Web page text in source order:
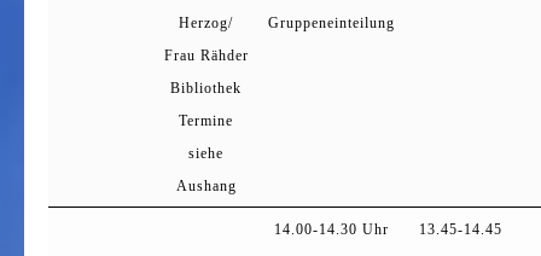
Herzog/
Frau Rähder
Bibliothek
Termine
siehe
Aushang
Gruppeneinteilung
14.00-14.30 Uhr
13.45-14.45